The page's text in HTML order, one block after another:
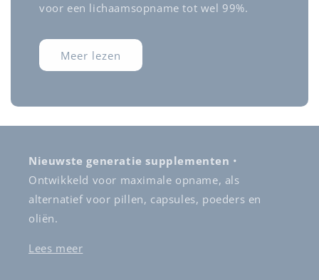
voor een lichaamsopname tot wel 99%.
Meer lezen
Nieuwste generatie supplementen •
Ontwikkeld voor maximale opname, als
alternatief voor pillen, capsules, poeders en
oliën.
Lees meer